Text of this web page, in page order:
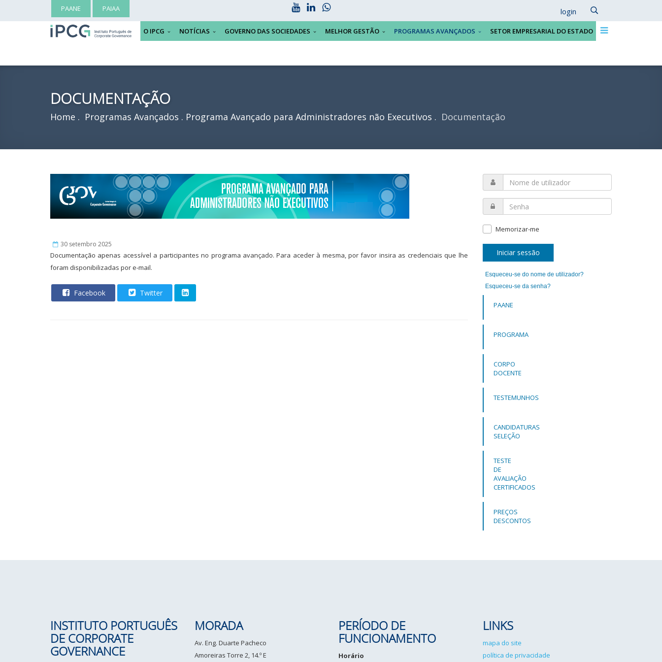
PAANE PAIAA login
O IPCG NOTÍCIAS GOVERNO DAS SOCIEDADES MELHOR GESTÃO PROGRAMAS AVANÇADOS SETOR EMPRESARIAL DO ESTADO
DOCUMENTAÇÃO
Home Programas Avançados Programa Avançado para Administradores não Executivos Documentação
30 setembro 2025
Documentação apenas acessível a participantes no programa avançado. Para aceder à mesma, por favor insira as credenciais que lhe
foram disponibilizadas por e-mail.
Facebook Twitter
Memorizar-me
Iniciar sessão
Esqueceu-se do nome de utilizador?
Esqueceu-se da senha?
PAANE
PROGRAMA
CORPO
DOCENTE
TESTEMUNHOS
CANDIDATURAS
SELEÇÃO
TESTE
DE
AVALIAÇÃO
CERTIFICADOS
PREÇOS
DESCONTOS
INSTITUTO PORTUGUÊS
DE CORPORATE
GOVERNANCE
MORADA
Av. Eng. Duarte Pacheco
Amoreiras Torre 2, 14.º E
PERÍODO DE
FUNCIONAMENTO
Horário
LINKS
mapa do site
política de privacidade